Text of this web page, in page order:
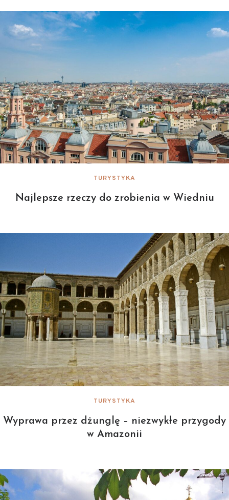
TURYSTYKA
Najlepsze rzeczy do zrobienia w Wiedniu
TURYSTYKA
Wyprawa przez dżunglę – niezwykłe przygody
w Amazonii